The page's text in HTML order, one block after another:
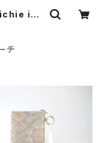
ichie ich
チ